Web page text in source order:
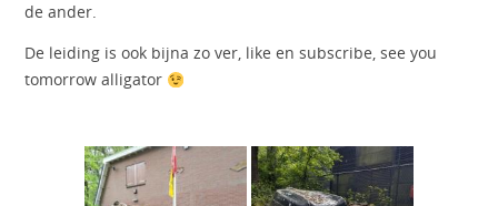
de ander.
De leiding is ook bijna zo ver, like en subscribe, see you
tomorrow alligator